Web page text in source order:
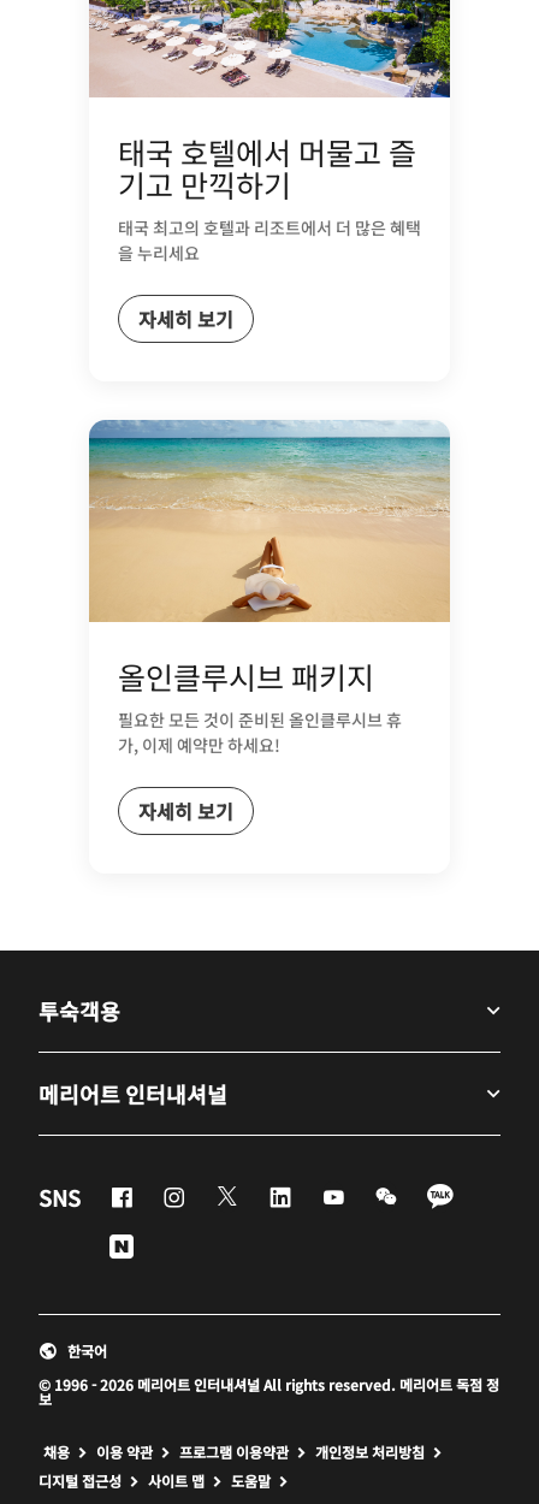
태국 호텔에서 머물고 즐
기고 만끽하기
태국 최고의 호텔과 리조트에서 더 많은 혜택
을 누리세요
자세히 보기
올인클루시브 패키지
필요한 모든 것이 준비된 올인클루시브 휴
가, 이제 예약만 하세요!
자세히 보기
투숙객용
메리어트 인터내셔널
SNS FacebookInstagram
Twitter LinkedinYoutube WeChatKaKao
Naver
© 1996 - 2026 메리어트 인터내셔널 All rights reserved. 메리어트 독점 정
보
한국어
채용 이용 약관 프로그램 이용약관
개인정보 처리방침
디지털 접근성
사이트 맵 도움말